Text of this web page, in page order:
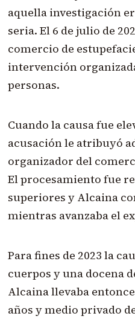
aquella investigación
seria. El 6 de julio de
comercio de
intervención
personas.
Cuando la causa fue
acusación le atribuyó
organizador del
El procesamiento fue
superiores y Alcaina
mientras avanzaba el
Para fines de 2023 la
cuerpos y una docena
Alcaina llevaba
años y medio privado